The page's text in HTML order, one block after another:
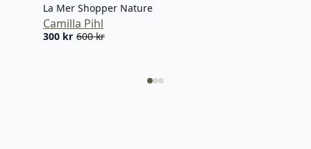
La Mer Shopper Nature
Camilla Pihl
600kr
Opprinnelig
300 kr
Nåværende